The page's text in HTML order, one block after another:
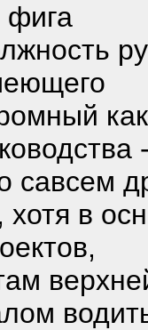
фига
савсем
хотя в